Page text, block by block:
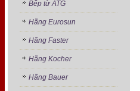
Bếp từ ATG
Hãng Eurosun
Hãng Faster
Hãng Kocher
Hãng Bauer